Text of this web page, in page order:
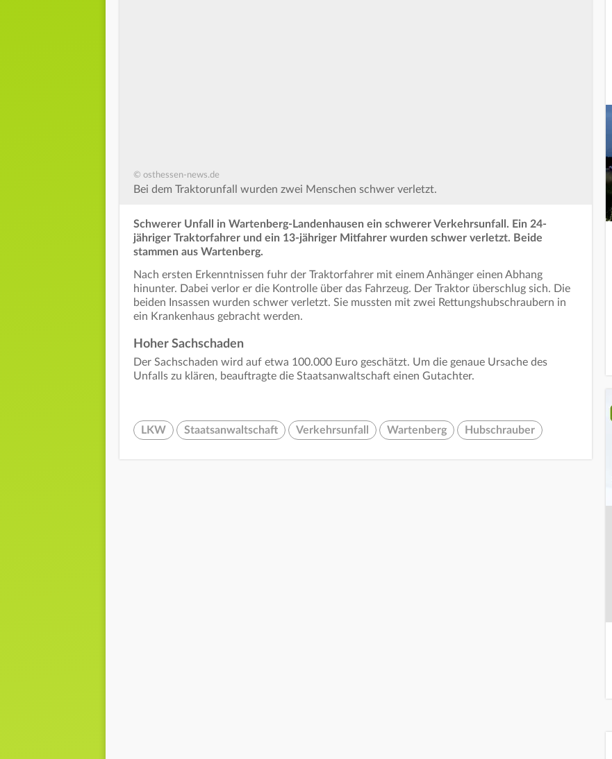
© osthessen-news.de
Bei dem Traktorunfall wurden zwei Menschen schwer verletzt.
Schwerer Unfall in Wartenberg-Landenhausen ein schwerer Verkehrsunfall. Ein 24-
jähriger Traktorfahrer und ein 13-jähriger Mitfahrer wurden schwer verletzt. Beide
stammen aus Wartenberg.
Nach ersten Erkenntnissen fuhr der Traktorfahrer mit einem Anhänger einen Abhang
hinunter. Dabei verlor er die Kontrolle über das Fahrzeug. Der Traktor überschlug sich. Die
beiden Insassen wurden schwer verletzt. Sie mussten mit zwei Rettungshubschraubern in
ein Krankenhaus gebracht werden.
Hoher Sachschaden
Der Sachschaden wird auf etwa 100.000 Euro geschätzt. Um die genaue Ursache des
Unfalls zu klären, beauftragte die Staatsanwaltschaft einen Gutachter.
LKW Staatsanwaltschaft Verkehrsunfall Wartenberg Hubschrauber